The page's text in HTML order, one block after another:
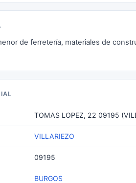
de ferretería, materiales de
TOMAS LOPEZ, 22 09195
VILLARIEZO
09195
BURGOS